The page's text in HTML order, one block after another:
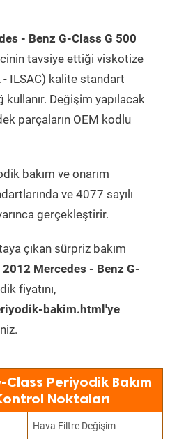
- Benz G-Class G 500
tavsiye ettiği viskotize
- ILSAC) kalite standart
Değişim yapılacak
parçaların OEM kodlu
bakım ve onarım
ve 4077 sayılı
gerçekleştirir.
çıkan sürpriz bakım
2012 Mercedes - Benz G-
fiyatını,
bakim.html'ye
Periyodik Bakım
Noktaları
Hava Filtre Değişim